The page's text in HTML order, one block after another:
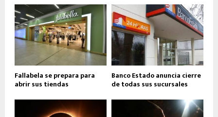
Fallabela se prepara para
abrir sus tiendas
Banco Estado anuncia cierre
de todas sus sucursales